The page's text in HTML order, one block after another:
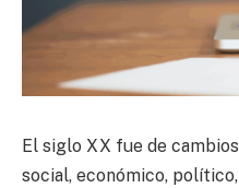
El siglo XX fue de
social, económico,